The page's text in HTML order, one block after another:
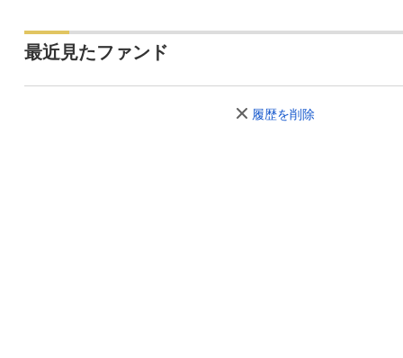
最近見たファンド
履歴を削除